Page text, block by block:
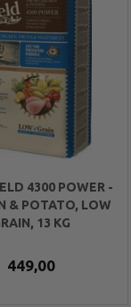
4300 POWER -
& POTATO, LOW
13 KG
449,00